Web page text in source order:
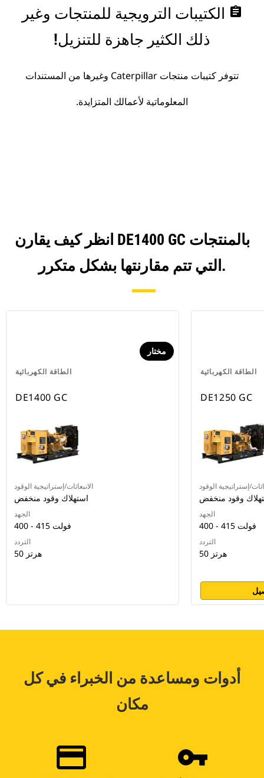
assignment الكتيبات الترويجية للمنتجات وغير
ذلك الكثير جاهزة للتنزيل!
تتوفر كتيبات منتجات Caterpillar وغيرها من المستندات
المعلوماتية لأعمالك المتزايدة.
انظر كيف يقارن DE1400 GC بالمنتجات
التي تتم مقارنتها بشكل متكرر.
الطاقة الكهربائية
مختار
DE1400 GC
الانبعاثات/إستراتيجية الوقود
استهلاك وقود منخفض
الجهد
400 - 415 فولت
التردد
50 هرتز
الطاقة الكهربائية
DE1250 GC
إستراتيجية الوقود
وقود منخفض
الجهد
400 - 415 فولت
التردد
50 هرتز
أدوات ومساعدة من الخبراء في كل
مكان